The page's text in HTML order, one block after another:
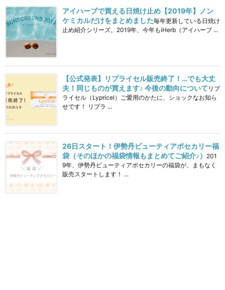
アイハーブで買える日焼け止め【2019年】ノン
ケミカルだけをまとめました毎年更新している日焼け
止め紹介シリーズ。2019年、今年もiHerb（アイハーブ ...
【公式発表】リプライセル販売終了！…でも大丈
夫！同じものが買えます♪ 今後の動向について リプ
ライセル（Lypricel）ご愛用のかたに、ショックなお知ら
せです！ リプラ ...
26日スタート！伊勢丹ビューティアポセカリー福
袋（そのほかの福袋情報もまとめてご紹介♪） 201
9年、伊勢丹ビューティアポセカリーの福袋が、まもなく
販売スタートします！ ...